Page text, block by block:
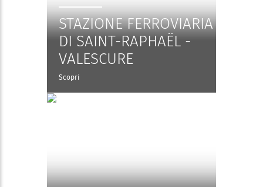
STAZIONE FERROVIARIA
DI SAINT-RAPHAËL -
VALESCURE
Scopri